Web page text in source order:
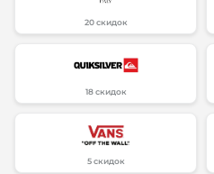
20 скидок
18 скидок
5 скидок